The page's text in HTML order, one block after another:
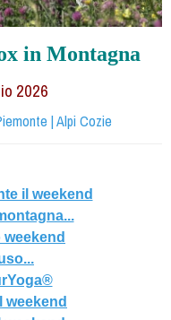
in Montagna
2026
| Alpi Cozie
il weekend
weekend
weekend